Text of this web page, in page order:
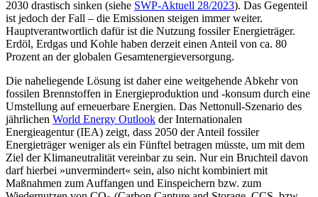
2030 drastisch sinken (siehe SWP-Aktuell 28/2023). Das Gegenteil
ist jedoch der Fall – die Emis­sio­nen steigen immer weiter.
Hauptverant­wortlich dafür ist die Nutzung fossiler Ener­gieträger.
Erdöl, Erdgas und Kohle haben derzeit einen Anteil von ca. 80
Prozent an der globalen Gesamtenergieversorgung.
Die naheliegende Lösung ist daher eine weitgehende Abkehr von
fossilen Brenn­stoffen in Energieproduktion und ‑konsum durch eine
Umstellung auf erneuerbare Energien. Das Nettonull-Szenario des
jähr­lichen World Energy Outlook der Inter­nationalen
Energieagentur (IEA) zeigt, dass 2050 der Anteil fossiler
Energieträger weni­ger als ein Fünftel betragen müsste, um mit dem
Ziel der Klimaneutralität vereinbar zu sein. Nur ein Bruchteil davon
darf hierbei »unvermindert« sein, also nicht kombiniert mit
Maßnahmen zum Auffangen und Ein­speichern bzw. zum